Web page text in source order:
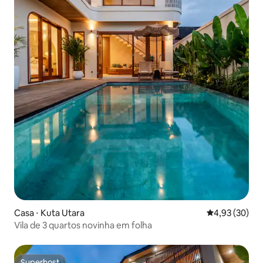
Casa ⋅ Kuta Utara 4,93 de uma
4,93 (30)
Vila de 3 quartos novinha em folha